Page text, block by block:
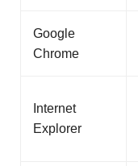
Google
Chrome
Internet
Explorer